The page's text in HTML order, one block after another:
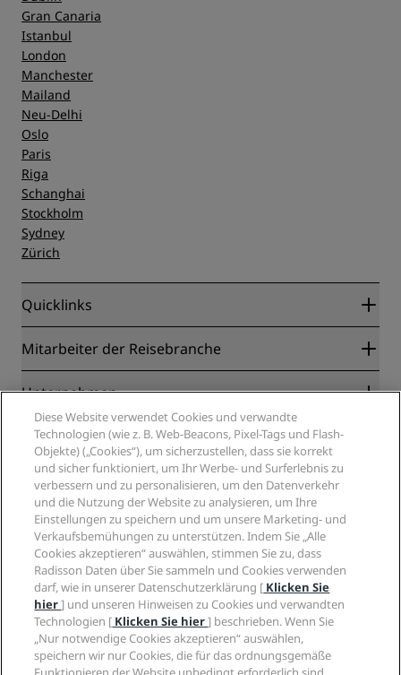
Gran Canaria
Istanbul
London
Manchester
Mailand
Neu-Delhi
Oslo
Paris
Riga
Schanghai
Stockholm
Sydney
Zürich
Quicklinks
Radisson Rewards
Blog
Neue und aufstrebende Hotels
Radisson Hotels APP
„Sports Approved“-Hotels
Familienfreundliche Hotels
Gesundheit & Sicherheit
Mitarbeiter der Reisebranche
Partner
Reisebüros
Unternehmen
Radisson Hotel Group
Medien
Karriere RHG
Karriere PPHE
Karrieren EHL
The Club by RHG
Entwicklungsmöglichkeiten
Responsible Business – Unser Engagement
Einkauf
Rechtliches
Privacy Centre
Rechtliche Hinweise
Radisson Rewards Geschäftsbedingungen
Website-Nutzungsvereinbarung
Digitale Barrierefreiheit
Moderne Sklaverei – Erklärung
Hilfe
Verbrauchermeldungen
Kontakt
FAQ
Inhaltsübersicht
Soziale Medien
Marken von Radisson Hotels
Diese Website verwendet Cookies und verwandte
Technologien (wie z. B. Web-Beacons, Pixel-Tags und Flash-
Objekte) („Cookies“), um sicherzustellen, dass sie korrekt
und sicher funktioniert, um Ihr Werbe- und Surferlebnis zu
verbessern und zu personalisieren, um den Datenverkehr
und die Nutzung der Website zu analysieren, um Ihre
Einstellungen zu speichern und um unsere Marketing- und
Verkaufsbemühungen zu unterstützen. Indem Sie „Alle
Cookies akzeptieren“ auswählen, stimmen Sie zu, dass
Radisson Daten über Sie sammeln und Cookies verwenden
darf, wie in unserer Datenschutzerklärung [ Klicken Sie
hier] und unseren Hinweisen zu Cookies und verwandten
Technologien [ Klicken Sie hier] beschrieben. Wenn Sie
„Nur notwendige Cookies akzeptieren“ auswählen,
speichern wir nur Cookies, die für das ordnungsgemäße